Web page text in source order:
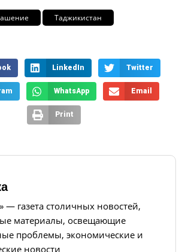
Таджикистан
LinkedIn Twitter
WhatsApp Email
Print
— газета столичных новостей,
материалы, освещающие
проблемы, экономические и
новости